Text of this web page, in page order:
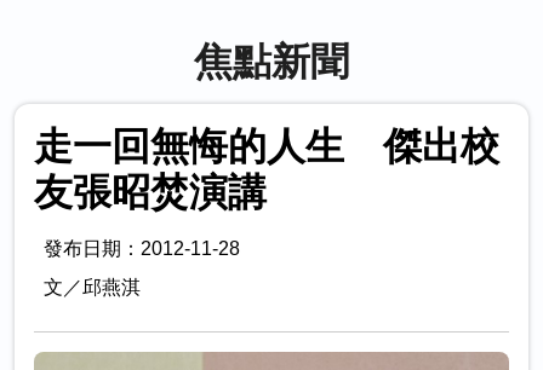
焦點新聞
走一回無悔的人生 傑出校
友張昭焚演講
發布日期：2012-11-28
文／邱燕淇